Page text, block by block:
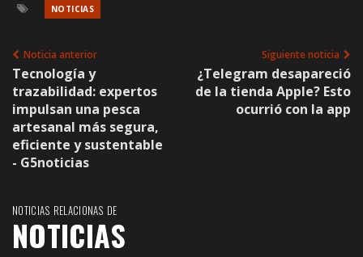
NOTICIAS
Noticia anterior
Tecnología y
trazabilidad: expertos
impulsan una pesca
artesanal más segura,
eficiente y sustentable
- G5noticias
Siguiente noticia
¿Telegram desapareció
de la tienda Apple? Esto
ocurrió con la app
NOTICIAS RELACIONAS DE
NOTICIAS